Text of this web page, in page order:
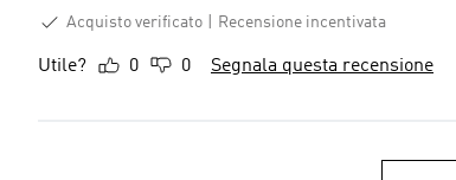
Acquisto verificato
Recensione incentivata
Utile? 0 0 Segnala questa recensione